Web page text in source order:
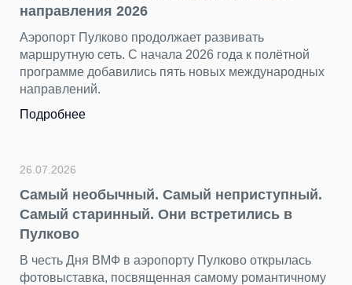
направления 2026
Аэропорт Пулково продолжает развивать
маршрутную сеть. С начала 2026 года к полётной
программе добавились пять новых международных
направлений.
Подробнее
26.07.2026
Самый необычный. Самый неприступный.
Самый старинный. Они встретились в
Пулково
В честь Дня ВМФ в аэропорту Пулково открылась
фотовыставка, посвященная самому романтичному